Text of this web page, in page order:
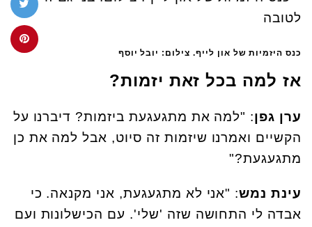
כנס היזמיות של און לייף. צילום: יובל יוסף
אז למה בכל זאת יזמות?
ערן גפן: "למה את מתגעגעת ביזמות? דיברנו על
הקשיים ואמרנו שיזמות זה סיוט, אבל למה את כן
מתגעגעת?"
עינת נמש: "אני לא מתגעגעת, אני מקנאה. כי
אבדה לי התחושה שזה 'שלי'. עם הכישלונות ועם